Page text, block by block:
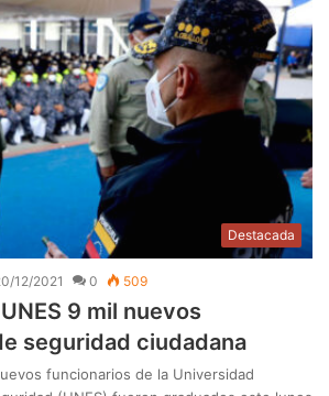
Destacada
12/2021 0 509
9 mil nuevos
seguridad ciudadana
funcionarios de la Universidad